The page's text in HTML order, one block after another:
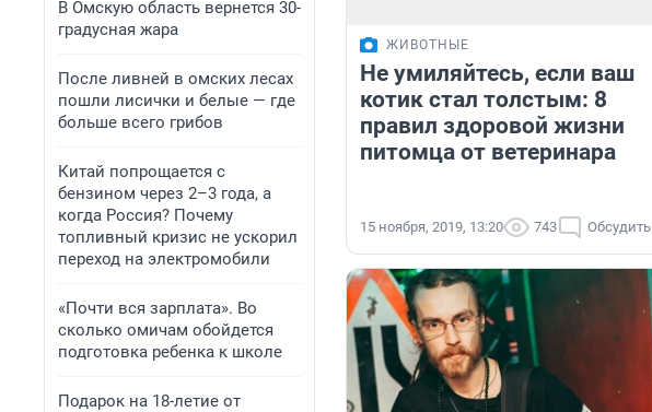
В Омскую область вернется 30-
градусная жара
После ливней в омских лесах
пошли лисички и белые — где
больше всего грибов
Китай попрощается с
бензином через 2–3 года, а
когда Россия? Почему
топливный кризис не ускорил
переход на электромобили
«Почти вся зарплата». Во
сколько омичам обойдется
подготовка ребенка к школе
Подарок на 18-летие от
ЖИВОТНЫЕ
Не умиляйтесь, если ваш
котик стал толстым: 8
правил здоровой жизни
питомца от ветеринара
15 ноября, 2019, 13:20 743 Обсудить